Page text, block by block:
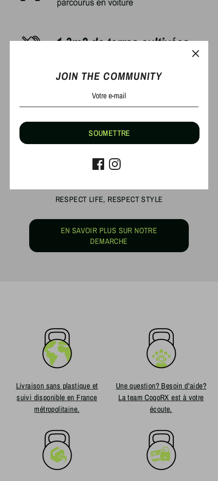
VOTRE IMPACT
En choisissant un t-shirt en coton bio.
Comparativement à une culture de coton traditionnel
et pour 200gr de coton nécessaire à la réalistion
RESPECT LIFE, RESPECT STYLE
EN SAVOIR PLUS SUR NOTRE
DEMARCHE
Livraison sans plastique et
suivi disponible en France
métropolitaine.
Une question? Besoin d'aide?
La team CoqoRX est à votre
écoute.
JOIN THE COMMUNITY
SOUMETTRE